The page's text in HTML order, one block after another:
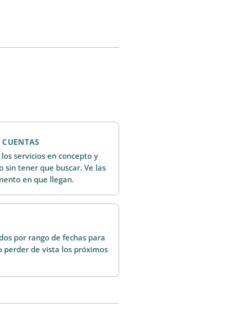
servicios en concepto y
sin tener que buscar. Ve las
en que llegan.
por rango de fechas para
perder de vista los próximos